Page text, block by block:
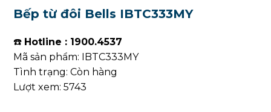
Bếp từ đôi Bells IBTC333MY
☎️ Hotline : 1900.4537
Mã sản phẩm: IBTC333MY
Tình trạng: Còn hàng
Lượt xem: 5743